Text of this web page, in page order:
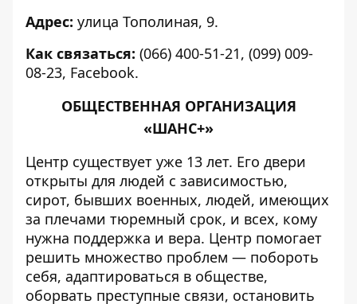
Адрес: улица Тополиная, 9.
Как связаться: (066) 400-51-21, (099) 009-
08-23, Facebook.
ОБЩЕСТВЕННАЯ ОРГАНИЗАЦИЯ
«ШАНС+»
Центр существует уже 13 лет. Его двери
открыты для людей с зависимостью,
сирот, бывших военных, людей, имеющих
за плечами тюремный срок, и всех, кому
нужна поддержка и вера. Центр помогает
решить множество проблем — побороть
себя, адаптироваться в обществе,
оборвать преступные связи, остановить